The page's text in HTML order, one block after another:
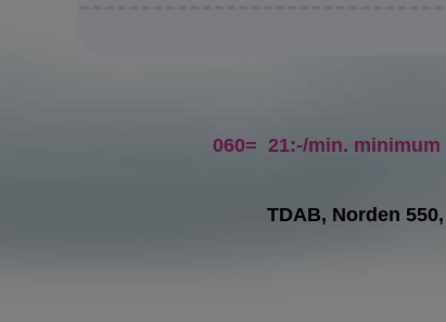
060= 21:-/min. minimum
TDAB, Norden